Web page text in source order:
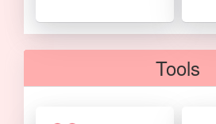
Tools